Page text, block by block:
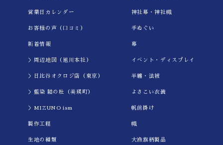
営業日カレンダー
お客様の声（口コミ）
新着情報
＞周辺地図（旭川本社）
＞日比谷オクロジ店（東京）
＞藍染 結の杜（美瑛町）
＞MIZUNO ism
製作工程
生地の種類
神社幕・神社幟
手ぬぐい
幕
イべント・ディスプレイ
半纏・法被
よさこい衣装
帆前掛け
幟
大漁旗柄製品